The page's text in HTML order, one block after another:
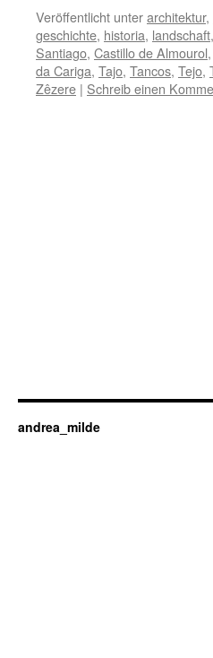
Veröffentlicht unterarchitektur,
geschichte, historia, landschaft,
Santiago, Castillo de Almourol,
da Cariga, Tajo, Tancos, Tejo,
Zêzere | Schreib einen
andrea_milde